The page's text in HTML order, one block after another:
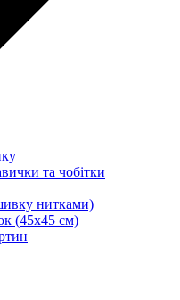
та чобітки
нитками)
(45х45 см)